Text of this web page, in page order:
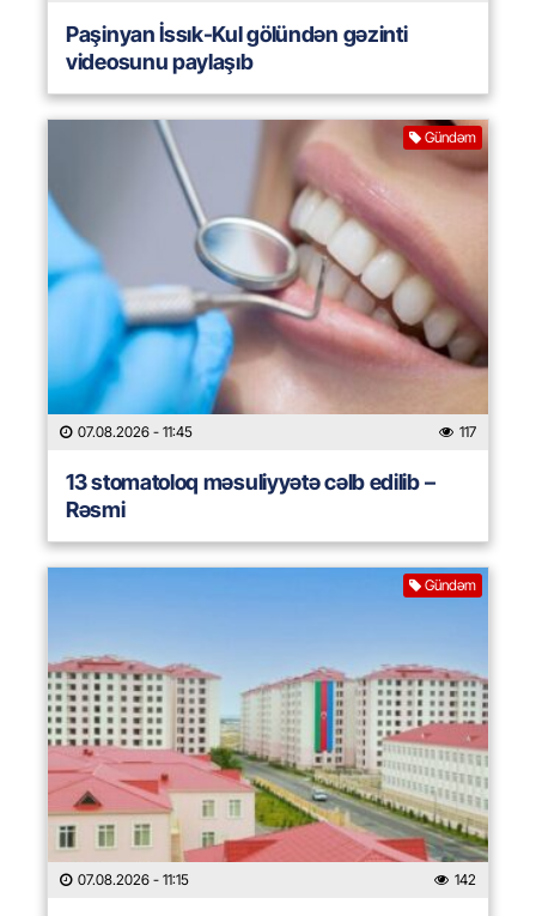
Paşinyan İssık-Kul gölündən gəzinti
videosunu paylaşıb
Gündəm
07.08.2026 - 11:45 117
13 stomatoloq məsuliyyətə cəlb edilib –
Rəsmi
Gündəm
07.08.2026 - 11:15 142